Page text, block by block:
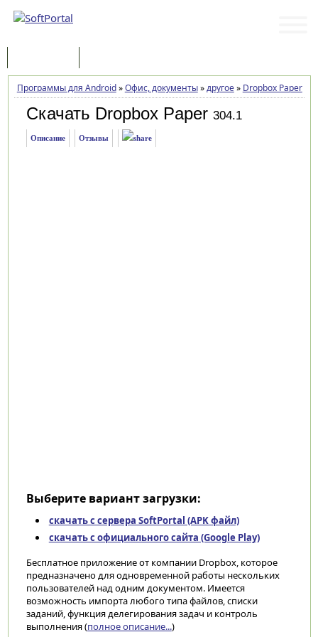
Программы для Android»Офис, документы»другое» Dropbox Paper
Скачать Dropbox Paper 304.1
Описание Отзывы
Выберите вариант загрузки:
скачать с сервера SoftPortal (APK файл)
скачать с официального сайта (Google Play)
Бесплатное приложение от компании Dropbox, которое
предназначено для одновременной работы нескольких
пользователей над одним документом. Имеется
возможность импорта любого типа файлов, списки
заданий, функция делегирования задач и контроль
выполнения (полное описание...)